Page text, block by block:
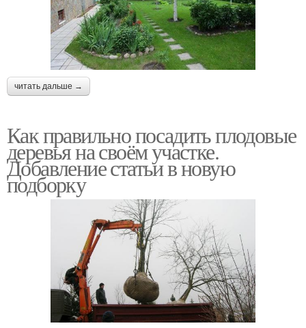
читать дальше →
Как правильно посадить плодовые
деревья на своём участке.
Добавление статьи в новую
подборку